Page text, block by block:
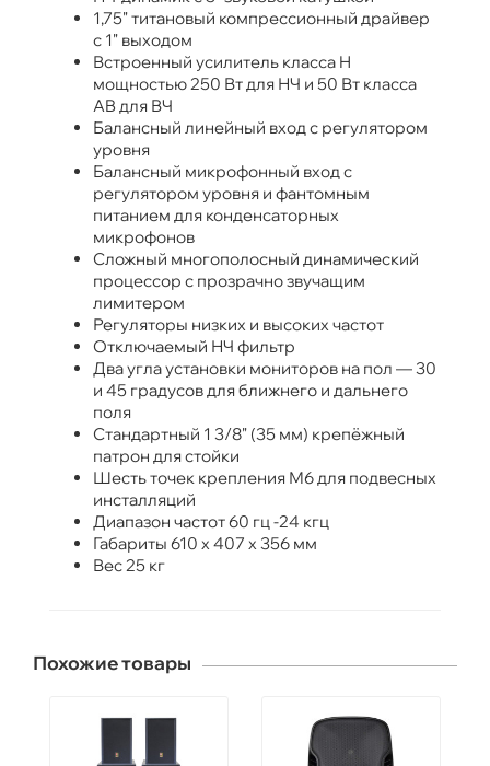
1,75" титановый компрессионный драйвер
с 1" выходом
Встроенный усилитель класса H
мощностью 250 Вт для НЧ и 50 Вт класса
AB для ВЧ
Балансный линейный вход с регулятором
уровня
Балансный микрофонный вход с
регулятором уровня и фантомным
питанием для конденсаторных
микрофонов
Сложный многополосный динамический
процессор с прозрачно звучащим
лимитером
Регуляторы низких и высоких частот
Отключаемый НЧ фильтр
Два угла установки мониторов на пол — 30
и 45 градусов для ближнего и дальнего
поля
Стандартный 1 3/8" (35 мм) крепёжный
патрон для стойки
Шесть точек крепления М6 для подвесных
инсталляций
Диапазон частот 60 гц -24 кгц
Габариты 610 х 407 х 356 мм
Вес 25 кг
Похожие товары